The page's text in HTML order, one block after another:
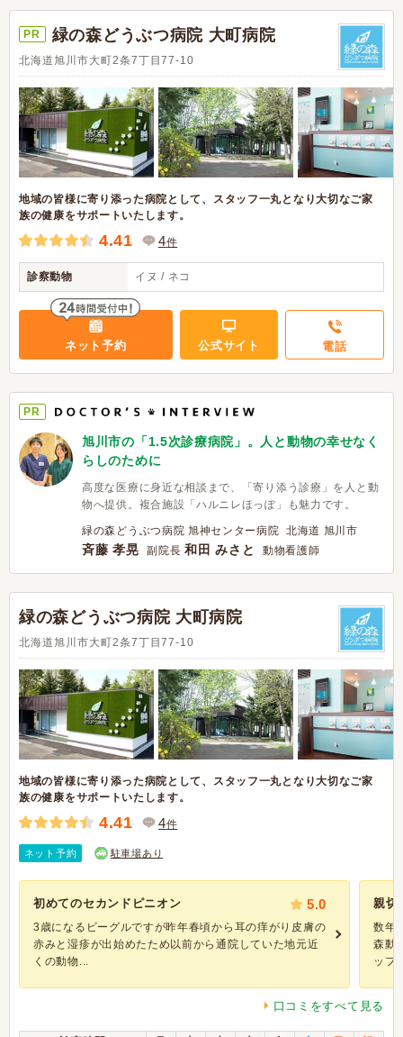
PR 緑の森どうぶつ病院 大町病院
北海道旭川市大町2条7丁目77-10
地域の皆様に寄り添った病院として、スタッフ一丸となり大切なご家
族の健康をサポートいたします。
4.41 4件
診察動物 イヌ / ネコ
ネット予約 公式サイト 電話
PR
旭川市の「1.5次診療病院」。人と動物の幸せなく
らしのために
高度な医療に身近な相談まで、「寄り添う診療」を人と動
物へ提供。複合施設「ハルニレほっぽ」も魅力です。
緑の森どうぶつ病院 旭神センター病院 北海道 旭川市
斉藤 孝晃 副院長 和田 みさと 動物看護師
緑の森どうぶつ病院 大町病院
北海道旭川市大町2条7丁目77-10
地域の皆様に寄り添った病院として、スタッフ一丸となり大切なご家
族の健康をサポートいたします。
4.41 4件
ネット予約 駐車場あり
初めてのセカンドピニオン 5.0
3歳になるビーグルですが昨年春頃から耳の痒がり皮膚の
赤みと湿疹が出始めたため以前から通院していた地元近
くの動物...
親切
数年
森動
ッフ
口コミをすべて見る